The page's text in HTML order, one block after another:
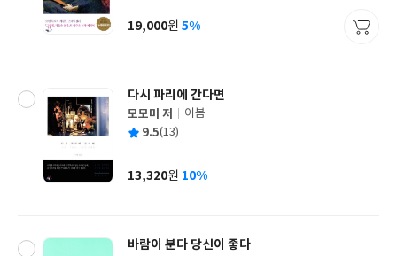
사
가
19,000원 5%
다시 파리에 간다면
글
쓴
모모미 저
출
사
이봄
평 9.5(13)
가
13,320원 10%
바람이 분다 당신이 좋다